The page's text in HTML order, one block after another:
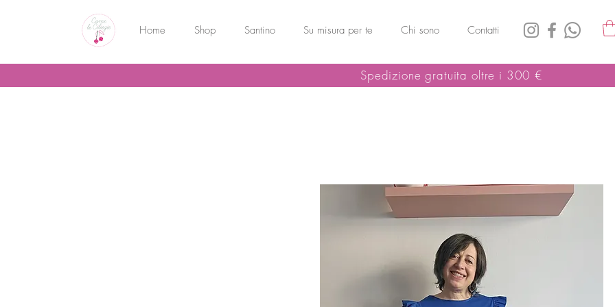
Home Shop Santino Su misura per te Chi sono Contatti
Spedizione gratuita oltre i 300 €